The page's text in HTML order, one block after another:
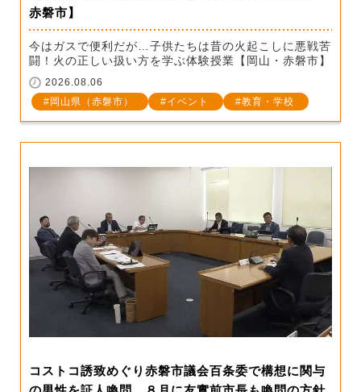
赤磐市】
今はガスで便利だが…子供たちは昔の火起こしに悪戦苦
闘！火の正しい扱い方を学ぶ体験授業【岡山・赤磐市】
2026.08.06
岡山県（赤磐市）
イベント 教育・学校
コストコ誘致めぐり赤磐市議会百条委で構想に関与